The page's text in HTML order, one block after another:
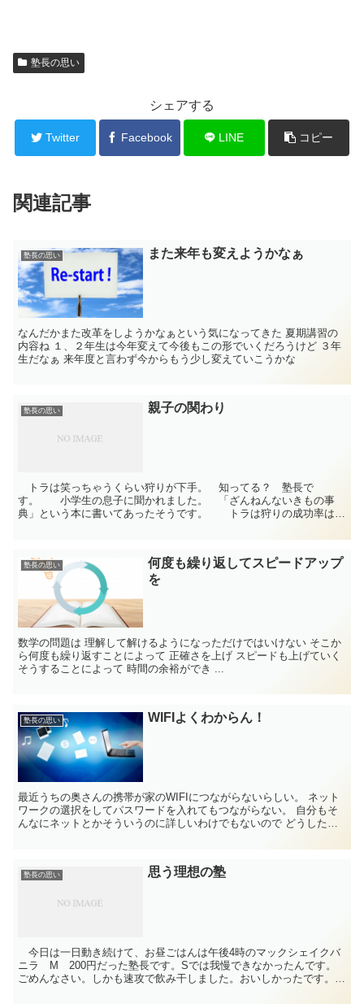
塾長の思い
シェアする
Twitter Facebook LINE コピー
関連記事
塾長の思い また来年も変えようかなぁ
なんだかまた改革をしようかなぁという気になってきた 夏期講習の
内容ね １、２年生は今年変えて今後もこの形でいくだろうけど ３年
生だなぁ 来年度と言わず今からもう少し変えていこうかな
塾長の思い 親子の関わり
トラは笑っちゃうくらい狩りが下手。 知ってる？ 塾長で
す。 小学生の息子に聞かれました。 「ざんねんないきもの事
典」という本に書いてあったそうです。 トラは狩りの成功率は
塾長の思い
何度も繰り返してスピードアップ
を
数学の問題は 理解して解けるようになっただけではいけない そこか
ら何度も繰り返すことによって 正確さを上げ スピードも上げていく
そうすることによって 時間の余裕ができ ...
塾長の思い WIFIよくわからん！
最近うちの奥さんの携帯が家のWIFIにつながらないらしい。 ネット
ワークの選択をしてパスワードを入れてもつながらない。 自分もそ
んなにネットとかそういうのに詳しいわけでもないので どうしたも
塾長の思い 思う理想の塾
今日は一日動き続けて、お昼ごはんは午後4時のマックシェイクバ
ニラ M 200円だった塾長です。Sでは我慢できなかったんです。
ごめんなさい。しかも速攻で飲み干しました。おいしかったです。